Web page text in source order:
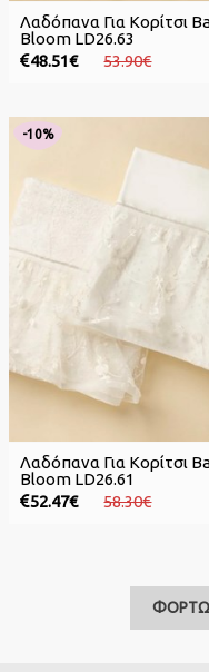
Λαδόπανα Για Κορίτσι
Bloom LD26.63
48.51€
53.90€
-10%
Λαδόπανα Για Κορίτσι
Bloom LD26.61
52.47€
58.30€